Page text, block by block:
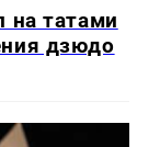
на татами
дзюдо